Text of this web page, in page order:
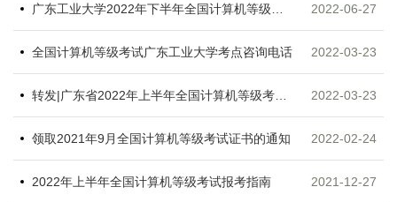
2022-06-27
全国计算机等级考试广东工业大学考点咨询电话 2022-03-23
转发|广东省2022年上半年全国计算机等级考试延期举行的通告 2022-03-23
领取2021年9月全国计算机等级考试证书的通知 2022-02-24
2022年上半年全国计算机等级考试报考指南 2021-12-27